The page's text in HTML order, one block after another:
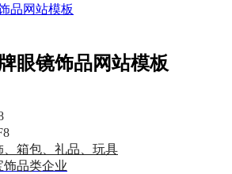
品网站模板
眼镜饰品网站模板
、箱包、礼品、玩具
饰品类企业